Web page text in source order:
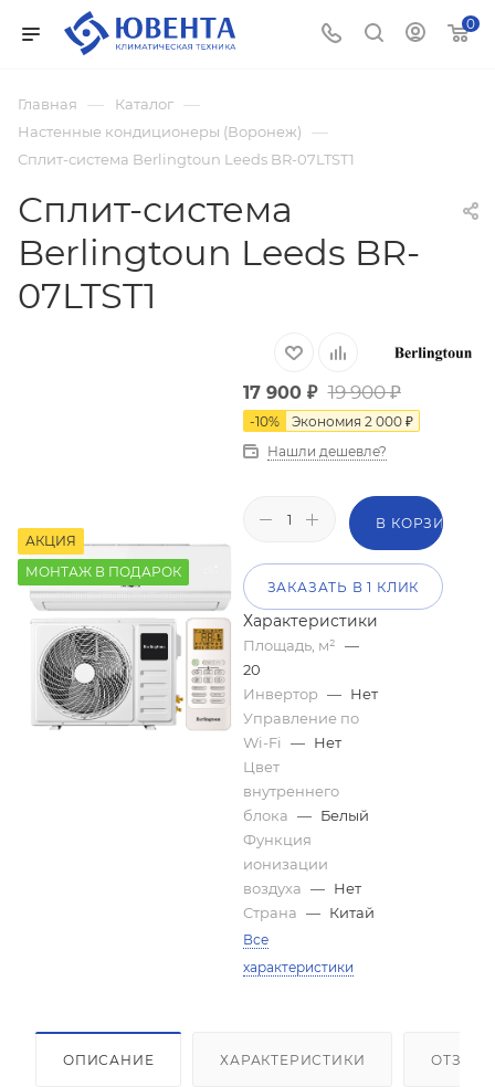
0
Главная — Каталог —
Настенные кондиционеры (Воронеж) —
Сплит-система Berlingtoun Leeds BR-07LTST1
Сплит-система
Berlingtoun Leeds BR-
07LTST1
АКЦИЯ
МОНТАЖ В ПОДАРОК
17 900₽ 19 900₽
-10% Экономия 2 000₽
Нашли дешевле?
В КОРЗИНУ
ЗАКАЗАТЬ В 1 КЛИК
Характеристики
Площадь, м² —
20
Инвертор — Нет
Управление по
Wi-Fi
— Нет
Цвет
внутреннего
блока — Белый
Функция
ионизации
воздуха — Нет
Страна — Китай
Все
характеристики
ОПИСАНИЕ ХАРАКТЕРИСТИКИ